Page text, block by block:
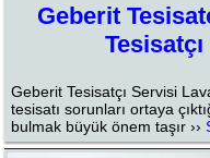
Geberit
Geberit Tesisatçı Servisi
tesisatı sorunları ortaya
bulmak büyük önem taşır ››